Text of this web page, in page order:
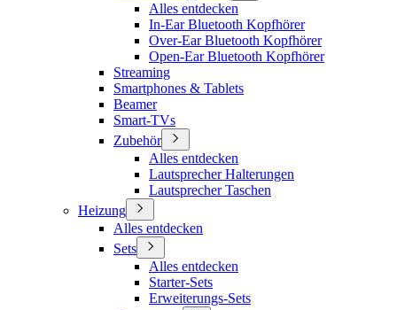
Alles entdecken
In-Ear Bluetooth Kopfhörer
Over-Ear Bluetooth Kopfhörer
Open-Ear Bluetooth Kopfhörer
Streaming
Smartphones & Tablets
Beamer
Smart-TVs
Zubehör
Alles entdecken
Lautsprecher Halterungen
Lautsprecher Taschen
Heizung
Alles entdecken
Sets
Alles entdecken
Starter-Sets
Erweiterungs-Sets